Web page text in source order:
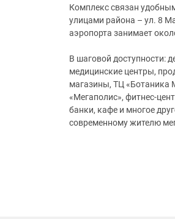
Комплекс связан
улицами района – ул. 8
аэропорта занимает
В шаговой доступности:
медицинские центры,
магазины, ТЦ
«Мегаполис», фитнес-
банки, кафе и многое
современному жителю